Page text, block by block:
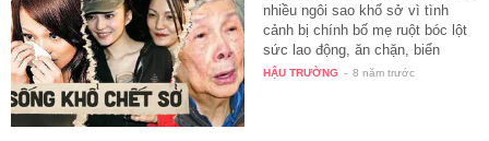
nhiều ngôi sao khổ sở vì tình
cảnh bị chính bố mẹ ruột bóc lột
sức lao động, ăn chặn, biển
thủ…
HẬU TRƯỜNG - 8 năm trước